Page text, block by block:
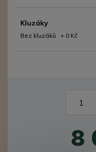
Kluzáky
Bez kluzáků + 0 Kč
8